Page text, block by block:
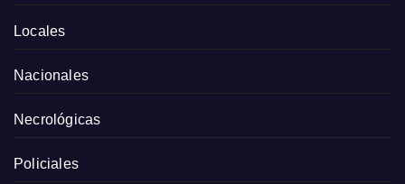
Locales
Nacionales
Necrológicas
Policiales